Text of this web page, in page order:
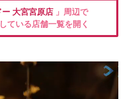
ー 大宮宮原店 」周辺で
ている店舗一覧を開く